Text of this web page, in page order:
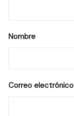
Nombre
Correo electrónico